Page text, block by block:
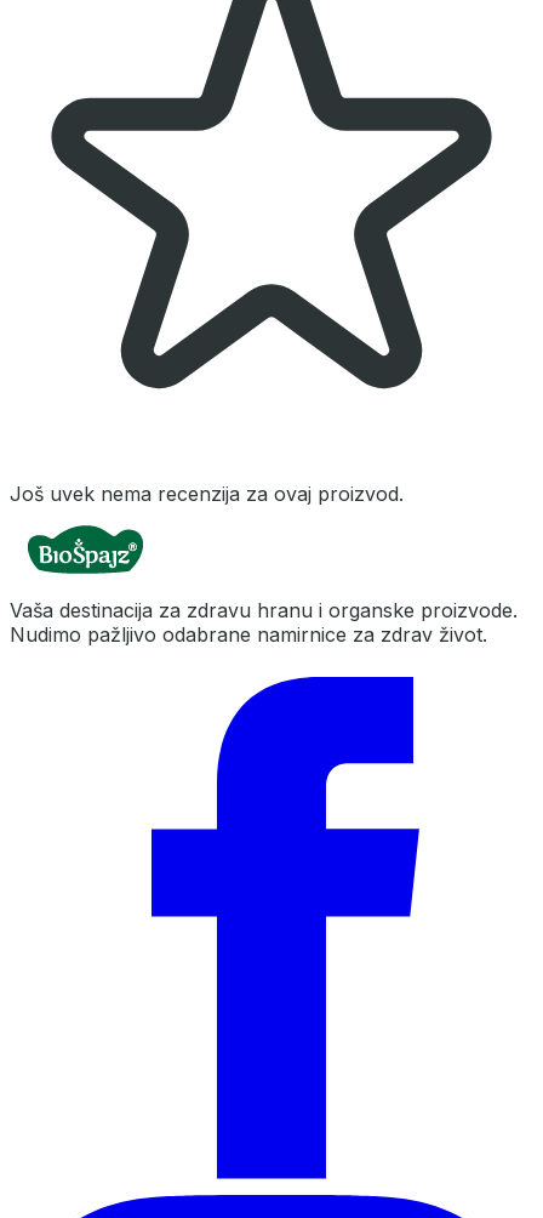
Još uvek nema recenzija za ovaj proizvod.
Vaša destinacija za zdravu hranu i organske proizvode.
Nudimo pažljivo odabrane namirnice za zdrav život.